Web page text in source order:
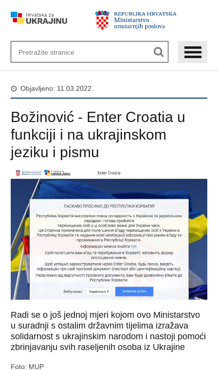
glavni
Objavljeno: 11.03.2022.
Božinović - Enter Croatia u
funkciji i na ukrajinskom
jeziku i pismu
Radi se o još jednoj mjeri kojom ovo Ministarstvo
u suradnji s ostalim državnim tijelima izražava
solidarnost s ukrajinskim narodom i nastoji pomoći
zbrinjavanju svih raseljenih osoba iz Ukrajine
Foto: MUP